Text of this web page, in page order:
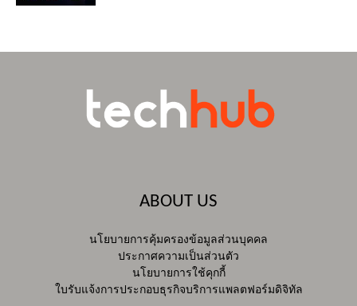
ABOUT US
นโยบายการคุ้มครองข้อมูลส่วนบุคคล
ประกาศความเป็นส่วนตัว
นโยบายการใช้คุกกี้
ใบรับแจ้งการประกอบธุรกิจบริการแพลตฟอร์มดิจิทัล